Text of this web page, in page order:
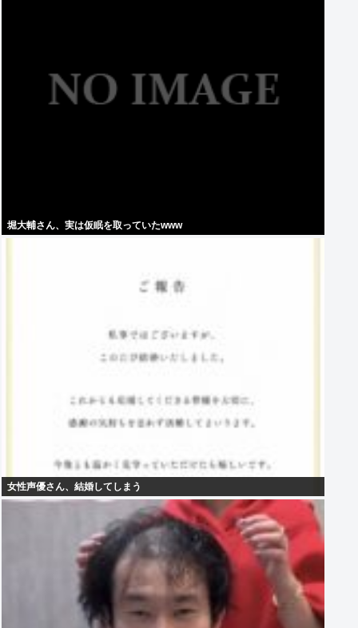
堀大輔さん、実は仮眠を取っていたwww
女性声優さん、結婚してしまう